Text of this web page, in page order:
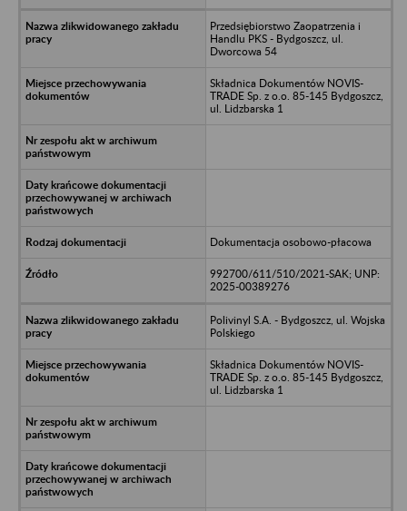
Przedsiębiorstwo Zaopatrzenia i
Handlu PKS - Bydgoszcz, ul.
Dworcowa 54
Składnica Dokumentów NOVIS-
TRADE Sp. z o.o. 85-145 Bydgoszcz,
ul. Lidzbarska 1
Dokumentacja osobowo-płacowa
992700/611/510/2021-SAK; UNP:
2025-00389276
Polivinyl S.A. - Bydgoszcz, ul. Wojska
Polskiego
Składnica Dokumentów NOVIS-
TRADE Sp. z o.o. 85-145 Bydgoszcz,
ul. Lidzbarska 1